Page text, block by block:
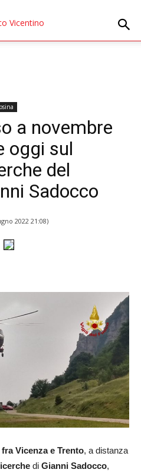
a novembre
oggi sul
del
Sadocco
2022 21:08)
Vicenza e Trento, a distanza
di Gianni Sadocco,